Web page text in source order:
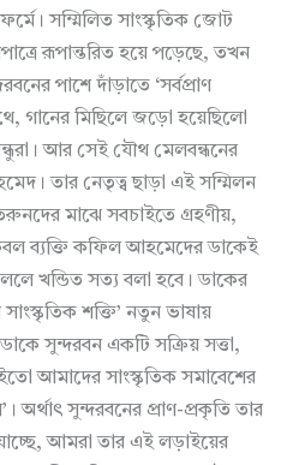
সম্মিলিত সাংস্কৃতিক জোট
রূপান্তরিত হয়ে পড়েছে, তখন
পাশে দাঁড়াতে ‘সর্বপ্রাণ
গানের মিছিলে জড়ো হয়েছিলো
আর সেই যৌথ মেলবন্ধনের
তার নেতৃত্ব ছাড়া এই সম্মিলন
মাঝে সবচাইতে গ্রহণীয়,
ব্যক্তি কফিল আহমেদের ডাকেই
খন্ডিত সত্য বলা হবে। ডাকের
সাংস্কৃতিক শক্তি’ নতুন ভাষায়
সুন্দরবন একটি সক্রিয় সত্তা,
আমাদের সাংস্কৃতিক সমাবেশের
অর্থাৎ সুন্দরবনের প্রাণ-প্রকৃতি তার
আমরা তার এই লড়াইয়ের